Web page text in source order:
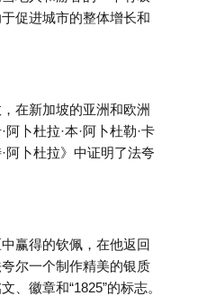
促进城市的整体增长和
在新加坡的亚洲和欧洲
卜杜拉·本·阿卜杜勒·卡
阿卜杜拉》中证明了法夸
赢得的钦佩，在他返回
尔一个制作精美的银质
、徽章和“1825”的标志。